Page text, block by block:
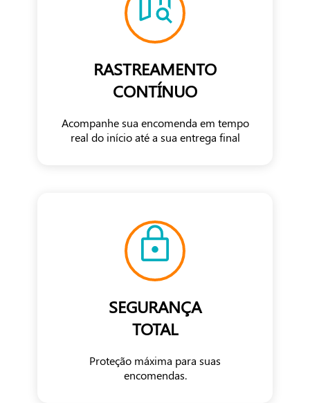
RASTREAMENTO
CONTÍNUO
Acompanhe sua encomenda em tempo
real do início até a sua entrega final
SEGURANÇA
TOTAL
Proteção máxima para suas
encomendas.